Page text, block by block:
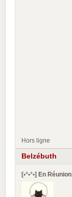
Hors ligne
Belzébuth
[•°•°•] En Réunion